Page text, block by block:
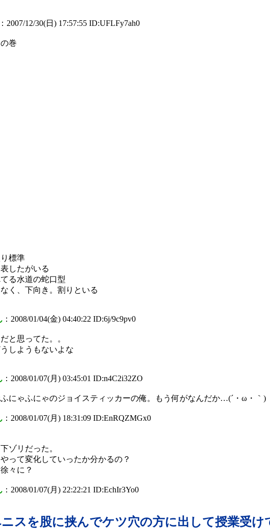
：2007/12/30(日) 17:57:55 ID:UFLFy7ah0
巻
標準
したがいる
る水道の蛇口型
く、下向き。割りといる
：2008/01/04(金) 04:40:22 ID:6j/9c9pv0
と思ってた。。
しようもないよな
：2008/01/07(月) 03:45:01 ID:n4C2i32ZO
にゃふにゃのジョイスティッカーの俺。もう何がなんだか…(´・ω・｀)
：2008/01/07(月) 18:31:09 ID:EnRQZMGx0
ゾリだった。
って変化していったか分かるの？
々に？
：2008/01/07(月) 22:22:21 ID:EchIr3Yo0
スを股に挟んでケツ穴の方に出して授業受け